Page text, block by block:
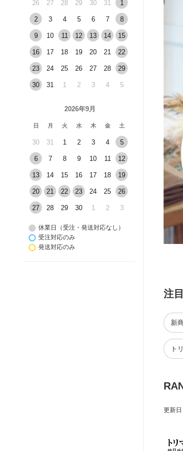
26 27 28 29 30 31 1
2 3 4 5 6 7 8
9 10 11 12 13 14 15
16 17 18 19 20 21 22
23 24 25 26 27 28 29
30 31 1 2 3 4 5
2026年9月
日 月 火 水 木 金 土
30 31 1 2 3 4 5
6 7 8 9 10 11 12
13 14 15 16 17 18 19
20 21 22 23 24 25 26
27 28 29 30 1 2 3
休業日（受注・発送対応なし）
受注対応のみ
発送対応のみ
注
新
ト
更新日